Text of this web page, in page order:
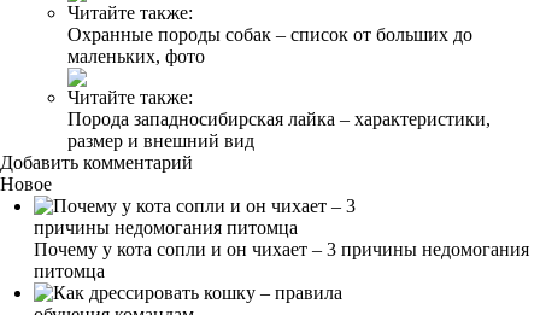
Читайте также:
Охранные породы собак – список от больших до
маленьких, фото
Читайте также:
Порода западносибирская лайка – характеристики,
размер и внешний вид
Добавить комментарий
Новое
Почему у кота сопли и он чихает – 3 причины недомогания
питомца